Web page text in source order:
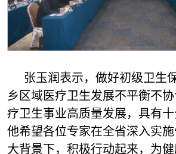
张玉润表示，做好初级卫生
乡区域医疗卫生发展不平衡不
疗卫生事业高质量发展，具有十
他希望各位专家在全省深入实
大背景下，积极行动起来，为